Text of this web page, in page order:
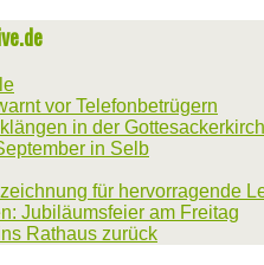
vor Telefonbetrügern
in der
in Selb
für hervorragende
Jubiläumsfeier am Freitag
Rathaus zurück